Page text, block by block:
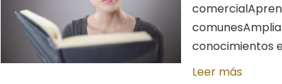
conocimientos
Leer más